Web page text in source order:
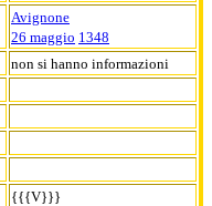
Avignone
26 maggio 1348
non si hanno informazioni
{{{V}}}